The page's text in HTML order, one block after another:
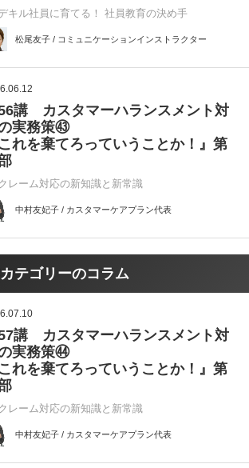
キル社員に育てる！ 社員教育の決め手
松尾友子 / コミュニケーションインストラクター
講 カスタマーハランスメント対
実務策㊸
これを棄てろっていうことか！』第
レーム対応の新知識と新常識
中村友妃子 / カスタマーケアプラン代表
テゴリーのコラム
講 カスタマーハランスメント対
実務策㊹
これを棄てろっていうことか！』第
レーム対応の新知識と新常識
中村友妃子 / カスタマーケアプラン代表